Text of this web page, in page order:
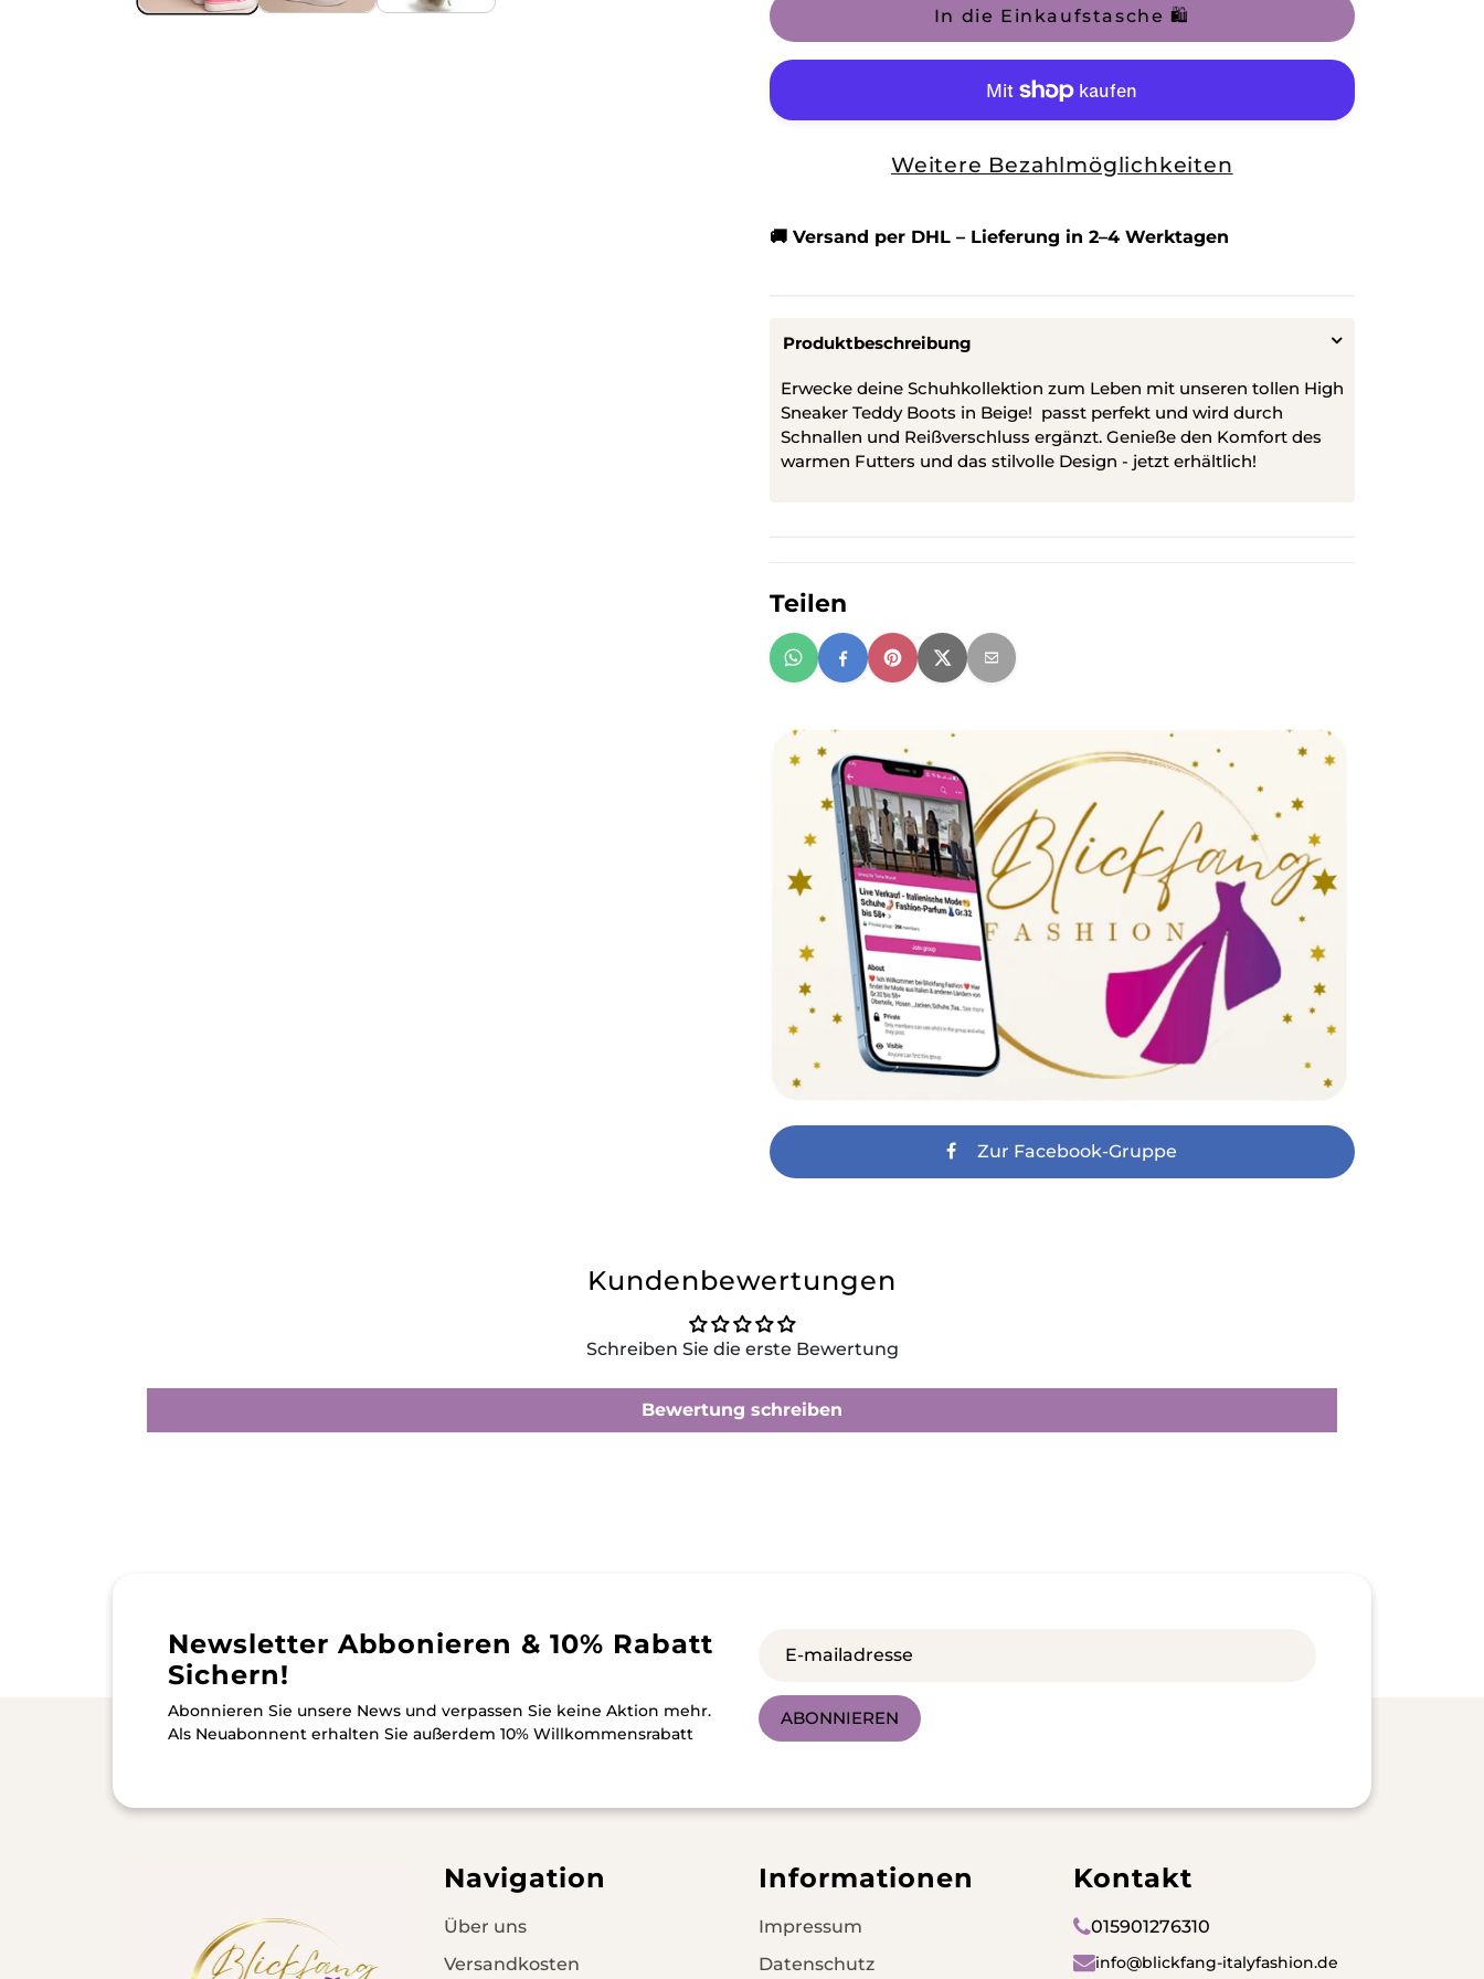
High
High
Sneaker
Boots
In die Einkaufstasche 🛍️
Weitere Bezahlmöglichkeiten
🚚 Versand per DHL – Lieferung in 2–4 Werktagen
Produktbeschreibung
Erwecke deine Schuhkollektion zum Leben mit unseren tollen High
Sneaker Teddy Boots in Beige! passt perfekt und wird durch
Schnallen und Reißverschluss ergänzt. Genieße den Komfort des
warmen Futters und das stilvolle Design - jetzt erhältlich!
Teilen
Zur Facebook-Gruppe
Kundenbewertungen
Schreiben Sie die erste Bewertung
Bewertung schreiben
Newsletter Abbonieren & 10% Rabatt
Sichern!
Abonnieren Sie unsere News und verpassen Sie keine Aktion mehr.
Als Neuabonnent erhalten Sie außerdem 10% Willkommensrabatt
ABONNIEREN
Navigation
Über uns
Versandkosten
Informationen
Impressum
Datenschutz
Kontakt
015901276310
info@blickfang-italyfashion.de